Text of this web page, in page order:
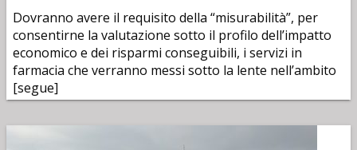
Dovranno avere il requisito della “misurabilità”, per
consentirne la valutazione sotto il profilo dell’impatto
economico e dei risparmi conseguibili, i servizi in
farmacia che verranno messi sotto la lente nell’ambito
[segue]